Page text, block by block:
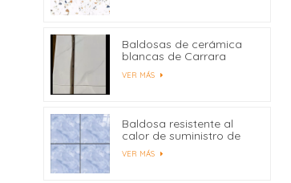
Baldosas de cerámica
blancas de Carrara
precio de fábrica de
China
VER MÁS
Baldosa resistente al
calor de suministro de
fábrica 600x600
VER MÁS